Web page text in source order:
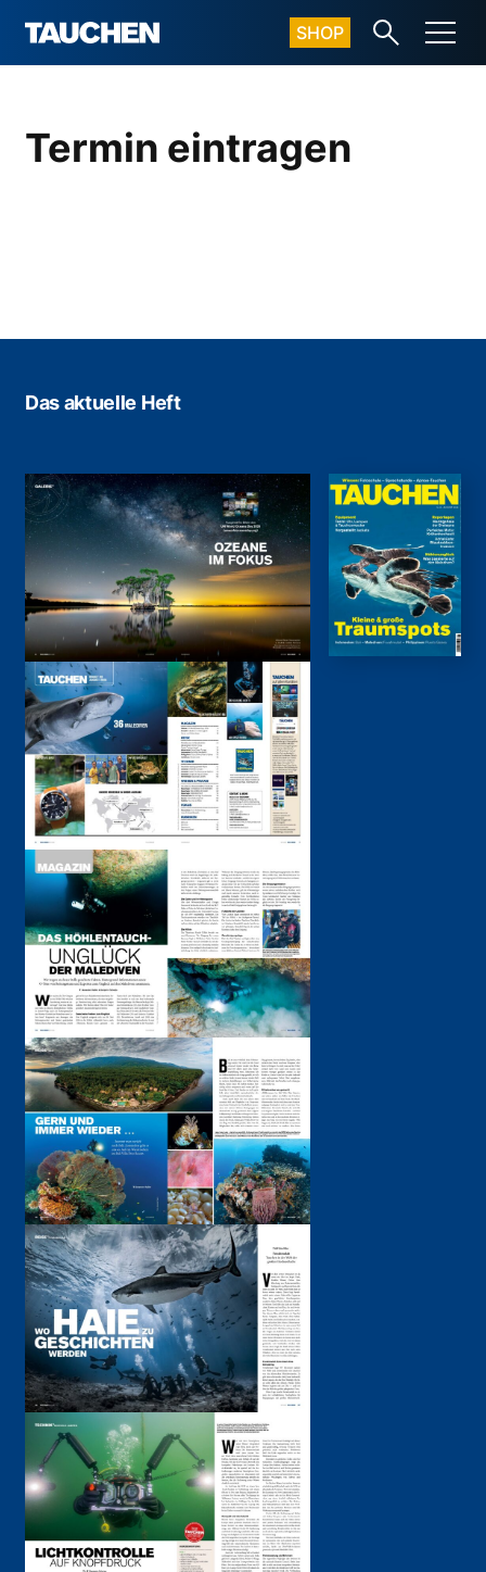
SHOP
Termin eintragen
Das aktuelle Heft